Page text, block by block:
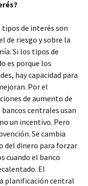
de interés son
de riesgo y sobre la
Si los tipos de
es porque los
hay capacidad para
Por el
de aumento de
centrales usan
un incentivo. Pero
Se cambia
del dinero para forzar
cuando el banco
El
planificación central